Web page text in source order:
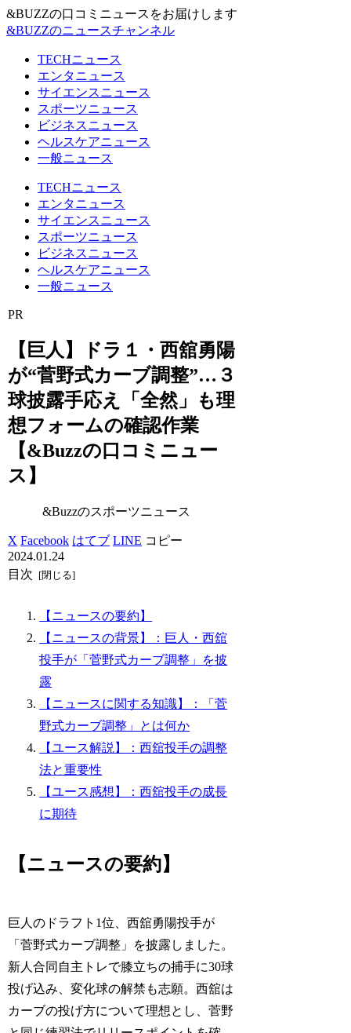
&BUZZの口コミニュースをお届けします
&BUZZのニュースチャンネル
TECHニュース
エンタニュース
サイエンスニュース
スポーツニュース
ビジネスニュース
ヘルスケアニュース
一般ニュース
TECHニュース
エンタニュース
サイエンスニュース
スポーツニュース
ビジネスニュース
ヘルスケアニュース
一般ニュース
PR
【巨人】ドラ１・西舘勇陽
が“菅野式カーブ調整”…３
球披露手応え「全然」も理
想フォームの確認作業
【&Buzzの口コミニュー
ス】
&Buzzのスポーツニュース
X Facebook はてブ LINE コピー
2024.01.24
目次
【ニュースの要約】
【ニュースの背景】：巨人・西舘
投手が「菅野式カーブ調整」を披
露
【ニュースに関する知識】：「菅
野式カーブ調整」とは何か
【ユース解説】：西舘投手の調整
法と重要性
【ユース感想】：西舘投手の成長
に期待
【ニュースの要約】
巨人のドラフト1位、西舘勇陽投手が
「菅野式カーブ調整」を披露しました。
新人合同自主トレで膝立ちの捕手に30球
投げ込み、変化球の解禁も志願。西舘は
カーブの投げ方について理想とし、菅野